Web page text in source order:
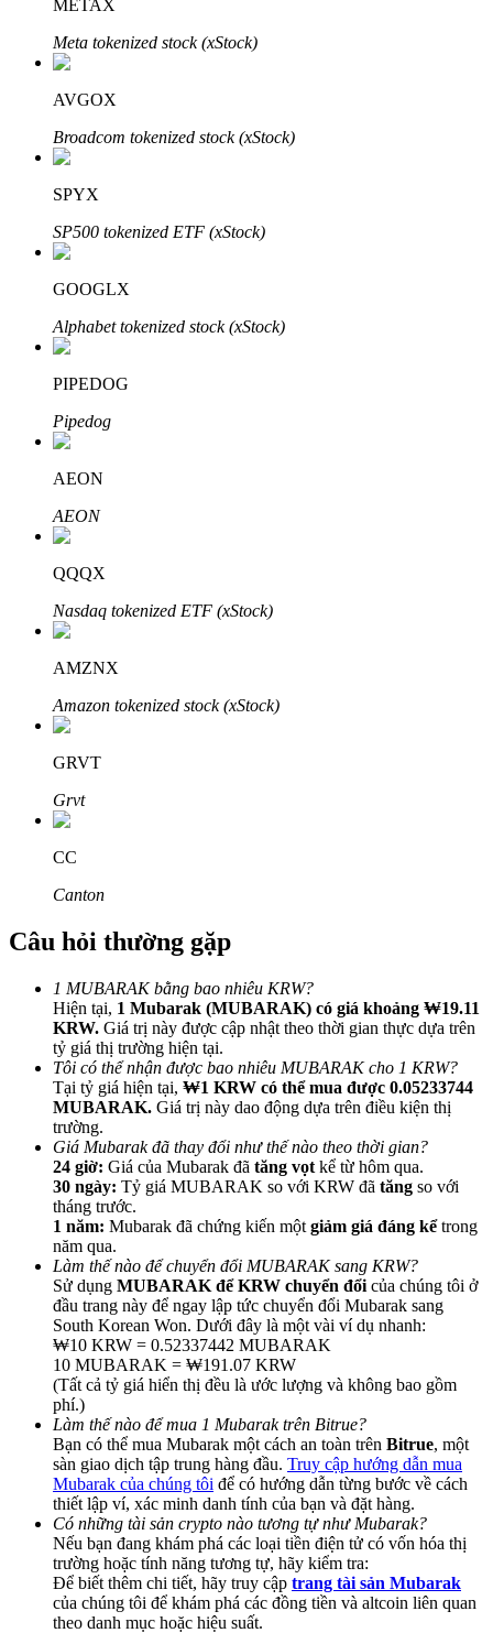
Đầu tư cố định và quản lý tài chính
Tận hưởng việc quản lý tài chính hiện tại và thu nhập lâu dài
Bitrue
Đối tác Bitrue
Đối tác Bitrue
Lên đến 65% hoa hồng!
Giới thiệu
Mời một người bạn để nhận phần thưởng tiền mặt
BTC Welcome Rewards
BTC Welcome Rewards
Deposit & Trade BTC to Share 25000 USDT prize pool!
Deposit CASHCAT & Win
Share 500000 CASHCAT prize pool
METAX
Meta tokenized stock (xStock)
AVGOX
Broadcom tokenized stock (xStock)
SPYX
SP500 tokenized ETF (xStock)
GOOGLX
Alphabet tokenized stock (xStock)
PIPEDOG
Pipedog
AEON
AEON
QQQX
Nasdaq tokenized ETF (xStock)
AMZNX
Amazon tokenized stock (xStock)
GRVT
Grvt
CC
Canton
Câu hỏi thường gặp
1 MUBARAK bằng bao nhiêu KRW?
Hiện tại, 1 Mubarak (MUBARAK) có giá khoảng ₩19.11
KRW. Giá trị này được cập nhật theo thời gian thực dựa trên
tỷ giá thị trường hiện tại.
Tôi có thể nhận được bao nhiêu MUBARAK cho 1 KRW?
Tại tỷ giá hiện tại, ₩1 KRW có thể mua được 0.05233744
MUBARAK. Giá trị này dao động dựa trên điều kiện thị
trường.
Giá Mubarak đã thay đổi như thế nào theo thời gian?
24 giờ: Giá của Mubarak đã tăng vọt kể từ hôm qua.
30 ngày: Tỷ giá MUBARAK so với KRW đã tăng so với
tháng trước.
1 năm: Mubarak đã chứng kiến một giảm giá đáng kểtrong
năm qua.
Làm thế nào để chuyển đổi MUBARAK sang KRW?
Sử dụng MUBARAK để KRW chuyển đổi của chúng tôi ở
đầu trang này để ngay lập tức chuyển đổi Mubarak sang
South Korean Won. Dưới đây là một vài ví dụ nhanh:
₩10 KRW = 0.52337442 MUBARAK
10 MUBARAK = ₩191.07 KRW
(Tất cả tỷ giá hiển thị đều là ước lượng và không bao gồm
phí.)
Làm thế nào để mua 1 Mubarak trên Bitrue?
Bạn có thể mua Mubarak một cách an toàn trên Bitrue, một
sàn giao dịch tập trung hàng đầu. Truy cập hướng dẫn mua
Mubarak của chúng tôi để có hướng dẫn từng bước về cách
thiết lập ví, xác minh danh tính của bạn và đặt hàng.
Có những tài sản crypto nào tương tự như Mubarak?
Nếu bạn đang khám phá các loại tiền điện tử có vốn hóa thị
trường hoặc tính năng tương tự, hãy kiểm tra:
Để biết thêm chi tiết, hãy truy cập trang tài sản Mubarak
của chúng tôi để khám phá các đồng tiền và altcoin liên quan
theo danh mục hoặc hiệu suất.